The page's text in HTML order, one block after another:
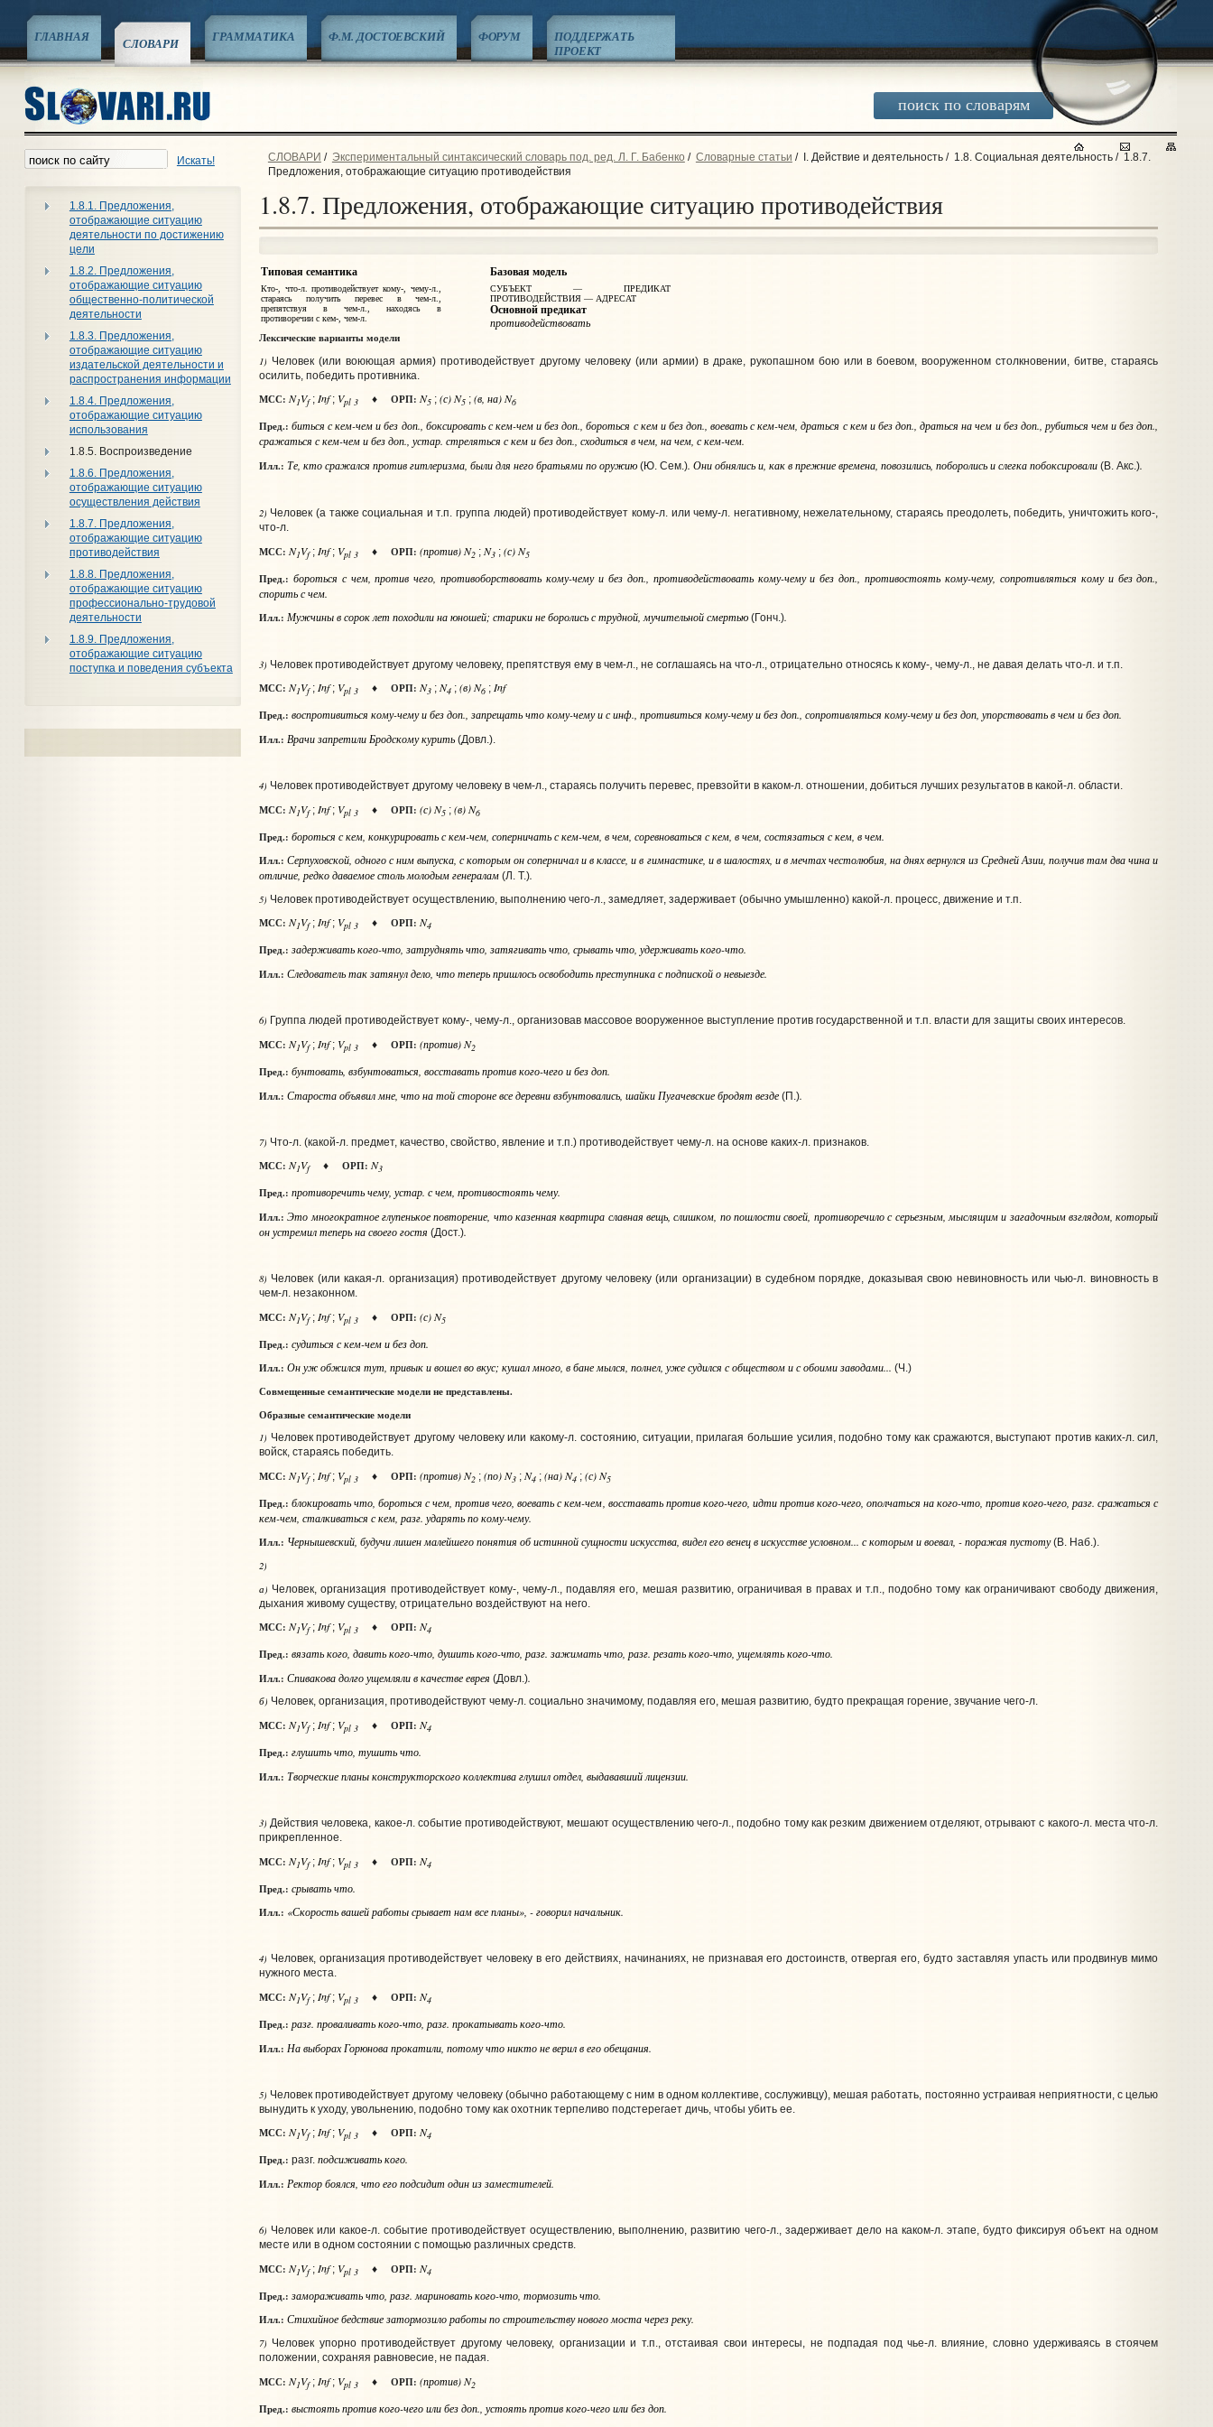
поиск по словарям
ГЛАВНАЯ СЛОВАРИ ГРАММАТИКА Ф.М. ДОСТОЕВСКИЙ ФОРУМ
ПОДДЕРЖАТЬ
ПРОЕКТ
Искать!
1.8.1. Предложения,
отображающие ситуацию
деятельности по достижению
цели
1.8.2. Предложения,
отображающие ситуацию
общественно-политической
деятельности
1.8.3. Предложения,
отображающие ситуацию
издательской деятельности и
распространения информации
1.8.4. Предложения,
отображающие ситуацию
использования
1.8.5. Воспроизведение
1.8.6. Предложения,
отображающие ситуацию
осуществления действия
1.8.7. Предложения,
отображающие ситуацию
противодействия
1.8.8. Предложения,
отображающие ситуацию
профессионально-трудовой
деятельности
1.8.9. Предложения,
отображающие ситуацию
поступка и поведения субъекта
СЛОВАРИ / Экспериментальный синтаксический словарь под. ред. Л. Г. Бабенко / Словарные статьи / I. Действие и деятельность/ 1.8. Социальная деятельность/ 1.8.7.
Предложения, отображающие ситуацию противодействия
1.8.7. Предложения, отображающие ситуацию противодействия
Типовая семантика
Кто-, что‑л. противодействует кому-, чему‑л.,
стараясь получить перевес в чем‑л.,
препятствуя в чем‑л., находясь в
противоречии с кем-, чем‑л.
Базовая модель
СУБЪЕКТ — ПРЕДИКАТ
ПРОТИВОДЕЙСТВИЯ — АДРЕСАТ
Основной предикат
противодействовать
Лексические варианты модели
1) Человек (или воюющая армия) противодействует другому человеку (или армии) в драке, рукопашном бою или в боевом, вооруженном столкновении, битве, стараясь
осилить, победить противника.
МСС: N1Vf;Inf;Vpl 3 ♦ ОРП: N5;(с) N5;(в, на) N6
Пред.: битьсяс кем-чем и без доп., боксироватьс кем-чем и без доп., бороться с кем и без доп., воеватьс кем-чем, драться с кем и без доп., дратьсяна чем и без доп., рубиться чем и без доп.,
сражаться с кем-чем и без доп., устар. стреляться с кем и без доп., сходиться в чем, на чем, с кем-чем.
Илл.: Те, кто сражался против гитлеризма, были для него братьями по оружию (Ю. Сем.). Они обнялись и, как в прежние времена, повозились, поборолись и слегка побоксировали (В. Акс.).
2) Человек (а также социальная и т.п. группа людей) противодействует кому­‑л. или чему‑л. негативному, нежелательному, стараясь преодолеть, победить, уничтожить кого-,
что‑л.
МСС: N1Vf;Inf;Vpl 3 ♦ ОРП: (против) N2;N3;(с) N5
Пред.: бороться с чем, против чего , противоборствоватькому-чему и без доп. , противодействовать кому-чему и без доп. , противостоять кому-чему, сопротивляться кому и без доп.
споритьс чем.
Илл.: Мужчины в сорок лет походили на юношей; старики не боролись с трудной, мучительной смертью (Гонч.).
3) Человек противодействует другому человеку, препятствуя ему в чем‑л., не соглашаясь на что‑л., отрицательно относясь к кому-, чему‑л., не давая делать что‑л. и т.п.
МСС: N1Vf;Inf;Vpl 3 ♦ ОРП: N3;N4;(в) N6;Inf
Пред.: воспротивиться кому-чему и без доп. , запрещатьчто кому-чему и с инф. , противиться кому-чему и без доп. , сопротивляться кому-чему и без доп, упорствоватьв чем и без доп.
Илл.: Врачи запретили Бродскому курить(Довл.).
4) Человек противодействует другому человеку в чем‑л., стараясь получить перевес, превзойти в каком‑л. отношении, добиться лучших результатов в какой‑л. области.
МСС: N1Vf;Inf;Vpl 3 ♦ ОРП: (с) N5;(в) N6
Пред.: бороться с кем, конкурироватьс кем-чем, соперничатьс кем-чем, в чем, соревноваться с кем, в чем, состязаться с кем, в чем.
Илл.: Серпуховской, одного с ним выпуска, с которым он соперничал и в классе, и в гимнастике, и в шалостях, и в мечтах честолюбия, на днях вернулся из Средней Азии, получив там два чина и
отличие, редко даваемое столь молодым генералам (Л. Т.).
5) Человек противодействует осуществлению, выполнению чего‑л., замедляет, задерживает (обычно умышленно) какой‑л. процесс, движение и т.п.
МСС: N1Vf;Inf;Vpl 3 ♦ ОРП: N4
Пред.: задерживатького-что, затруднятьчто, затягиватьчто, срыватьчто, удерживатького-что.
Илл.: Следователь так затянул дело, что теперь пришлось освободить преступника с подпиской о невыезде.
6) Группа людей противодействует кому-, чему‑л., организовав массовое вооруженное выступление против государственной и т.п. власти для защиты своих интересов.
МСС: N1Vf;Inf;Vpl 3 ♦ ОРП: (против) N2
Пред.: бунтовать, взбунтоваться, восставатьпротив кого-чего и без доп.
Илл.: Староста объявил мне, что на той стороне все деревни взбунтовались, шайки Пугачевские бродят везде (П.).
7) Что‑л. (какой‑л. предмет, качество, свойство, явление и т.п.) противодействует чему‑л. на основе каких‑л. признаков.
МСС: N1Vf ♦ ОРП: N3
Пред.: противоречитьчему, устар. с чем, противостоятьчему.
Илл.: Это многократное глупенькое повторение, что казенная квартира славная вещь, слишком, по пошлости своей, противоречило с серьезным, мыслящим и загадочным взглядом, который
он устремил теперь на своего гостя (Дост.).
8) Человек (или какая‑л. организация) противодействует другому человеку (или организации) в судебном порядке, доказывая свою невиновность или чью‑л. виновность в
чем‑л. незаконном.
МСС: N1Vf;Inf;Vpl 3 ♦ ОРП: (с) N5
Пред.: судиться с кем-чеми без доп.
Илл.: Он уж обжился тут, привык и вошел во вкус; кушал много, в бане мылся, полнел, уже судился с обществом и с обоими заводами... (Ч.)
Совмещенные семантические моделине представлены.
Образные семантические модели
1) Человек противодействует другому человеку или какому‑л. состоянию, ситуации, прилагая большие усилия, подобно тому как сражаются, выступают против каких‑л. сил,
войск, стараясь победить.
МСС: N1Vf;Inf;Vpl 3 ♦ ОРП: (против) N2;(по) N3; N4;(на) N4;(с) N5
Пред.: блокироватьчто , боротьсяс чем, против чего , воеватьс кем-чем , восставатьпротив кого-чего, идтипротив кого-чего, ополчаться на кого-что ,против кого-чего ,разг. сражатьсяс
кем-чем, сталкиваться с кем, разг. ударятьпо кому-чему.
Илл.: Чернышевский, будучи лишен малейшего понятия об истинной сущности искусства, видел его венец в искусстве условном... с которым и воевал, - поражая пустоту(В. Наб.).
2)
а) Человек, организация противодействует кому-, чему‑л., подавляя его, мешая развитию, ограничивая в правах и т.п., подобно тому как ограничивают свободу движения,
дыхания живому существу, отрицательно воздействуют на него.
МСС: N1Vf;Inf;Vpl 3 ♦ ОРП: N4
Пред.: вязатького, давитького-что, душитького-что, разг. зажиматьчто, разг. резатького-что, ущемлятького-что.
Илл.: Спивакова долго ущемляли в качестве еврея (Довл.).
б) Человек, организация, противодействуют чему‑л. социально значимому, подавляя его, мешая развитию, будто прекращая горение, звучание чего‑л.
МСС: N1Vf;Inf;Vpl 3 ♦ ОРП: N4
Пред.: глушитьчто, тушитьчто.
Илл.: Творческие планы конструкторского коллектива глушил отдел, выдававший лицензии.
3) Действия человека, какое‑л. событие противодействуют, мешают осуществлению чего‑л., подобно тому как резким движением отделяют, отрывают с какого‑л. места что‑л.
прикрепленное.
МСС: N1Vf;Inf;Vpl 3 ♦ ОРП: N4
Пред.: срыватьчто.
Илл.: «Скорость вашей работы срывает нам все планы», - говорил начальник.
4) Человек, организация противодействует человеку в его действиях, начинаниях, не признавая его достоинств, отвергая его, будто заставляя упасть или продвинув мимо
нужного места.
МСС: N1Vf;Inf;Vpl 3 ♦ ОРП: N4
Пред.: разг. проваливатького-что, разг. прокатыватького-что.
Илл.: На выборах Горюнова прокатили, потому что никто не верил в его обещания.
5) Человек противодействует другому человеку (обычно работающему с ним в одном коллективе, сослуживцу), мешая работать, постоянно устраивая неприятности, с целью
вынудить к уходу, увольнению, подобно тому как охотник терпеливо подстерегает дичь, чтобы убить ее.
МСС: N1Vf;Inf;Vpl 3 ♦ ОРП: N4
Пред.: разг. подсиживатького.
Илл.: Ректор боялся, что его подсидит один из заместителей.
6) Человек или какое‑л. событие противодействует осуществлению, выполнению, развитию чего‑л., задерживает дело на каком‑л. этапе, будто фиксируя объект на одном
месте или в одном состоянии с помощью различных средств.
МСС: N1Vf;Inf;Vpl 3 ♦ ОРП: N4
Пред.: замораживатьчто, разг. мариноватького-что, тормозитьчто.
Илл.: Стихийное бедствие затормозило работы по строительству нового моста через реку.
7) Человек упорно противодействует другому человеку, организации и т.п., отстаивая свои интересы, не подпадая под чье‑л. влияние, словно удерживаясь в стоячем
положении, сохраняя равновесие, не падая.
МСС: N1Vf;Inf;Vpl 3 ♦ ОРП: (против) N2
Пред.: выстоятьпротив кого-чего или без доп., устоятьпротив кого-чего или без доп.